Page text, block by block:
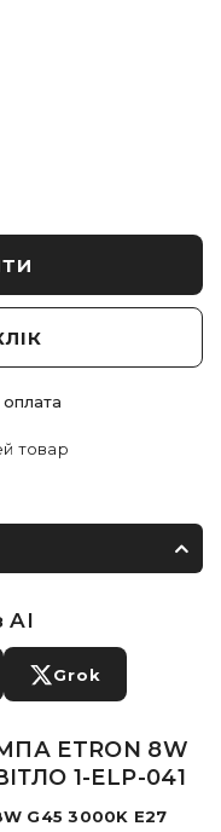
товар
AI
Grok
ETRON 8W
1-ELP-041
G45 3000K E27